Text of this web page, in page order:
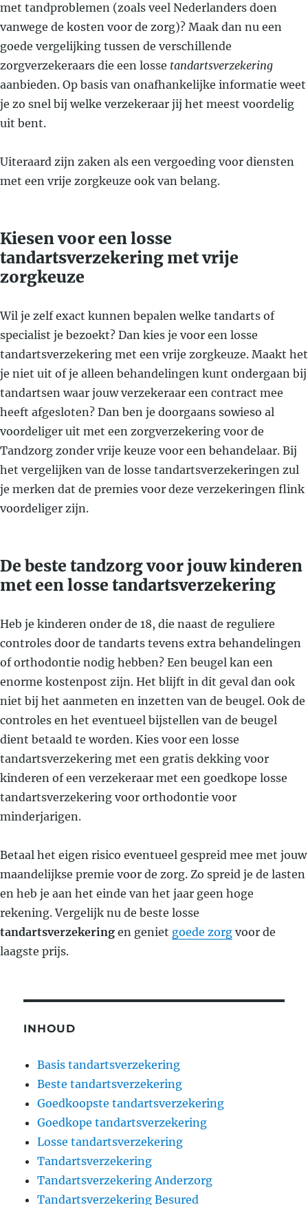
met tandproblemen (zoals veel Nederlanders doen
vanwege de kosten voor de zorg)? Maak dan nu een
goede vergelijking tussen de verschillende
zorgverzekeraars die een losse tandartsverzekering
aanbieden. Op basis van onafhankelijke informatie weet
je zo snel bij welke verzekeraar jij het meest voordelig
uit bent.
Uiteraard zijn zaken als een vergoeding voor diensten
met een vrije zorgkeuze ook van belang.
Kiesen voor een losse
tandartsverzekering met vrije
zorgkeuze
Wil je zelf exact kunnen bepalen welke tandarts of
specialist je bezoekt? Dan kies je voor een losse
tandartsverzekering met een vrije zorgkeuze. Maakt het
je niet uit of je alleen behandelingen kunt ondergaan bij
tandartsen waar jouw verzekeraar een contract mee
heeft afgesloten? Dan ben je doorgaans sowieso al
voordeliger uit met een zorgverzekering voor de
Tandzorg zonder vrije keuze voor een behandelaar. Bij
het vergelijken van de losse tandartsverzekeringen zul
je merken dat de premies voor deze verzekeringen flink
voordeliger zijn.
De beste tandzorg voor jouw kinderen
met een losse tandartsverzekering
Heb je kinderen onder de 18, die naast de reguliere
controles door de tandarts tevens extra behandelingen
of orthodontie nodig hebben? Een beugel kan een
enorme kostenpost zijn. Het blijft in dit geval dan ook
niet bij het aanmeten en inzetten van de beugel. Ook de
controles en het eventueel bijstellen van de beugel
dient betaald te worden. Kies voor een losse
tandartsverzekering met een gratis dekking voor
kinderen of een verzekeraar met een goedkope losse
tandartsverzekering voor orthodontie voor
minderjarigen.
Betaal het eigen risico eventueel gespreid mee met jouw
maandelijkse premie voor de zorg. Zo spreid je de lasten
en heb je aan het einde van het jaar geen hoge
rekening. Vergelijk nu de beste losse
tandartsverzekering en geniet goede zorg voor de
laagste prijs.
INHOUD
Basis tandartsverzekering
Beste tandartsverzekering
Goedkoopste tandartsverzekering
Goedkope tandartsverzekering
Losse tandartsverzekering
Tandartsverzekering
Tandartsverzekering Anderzorg
Tandartsverzekering Besured